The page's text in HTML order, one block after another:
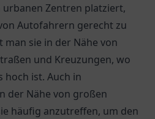
Zentren platziert,
Autofahrern gerecht zu
sie in der Nähe von
und Kreuzungen, wo
hoch ist. Auch in
der Nähe von großen
häufig anzutreffen, um den